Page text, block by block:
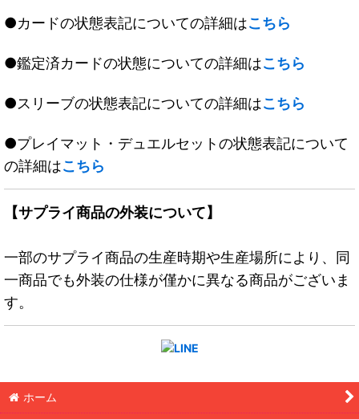
●カードの状態表記についての詳細はこちら
●鑑定済カードの状態についての詳細はこちら
●スリーブの状態表記についての詳細はこちら
●プレイマット・デュエルセットの状態表記について
の詳細はこちら
【サプライ商品の外装について】
一部のサプライ商品の生産時期や生産場所により、同
一商品でも外装の仕様が僅かに異なる商品がございま
す。
ホーム